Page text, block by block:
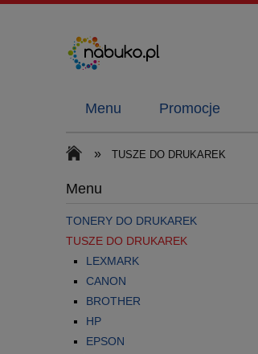
Menu Promocje
» TUSZE DO DRUKAREK
Menu
TONERY DO DRUKAREK
TUSZE DO DRUKAREK
LEXMARK
CANON
BROTHER
HP
EPSON